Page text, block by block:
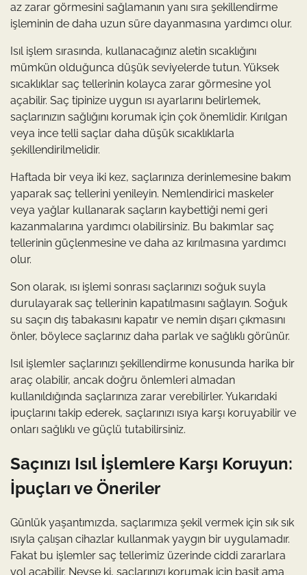
az zarar görmesini sağlamanın yanı sıra şekillendirme
işleminin de daha uzun süre dayanmasına yardımcı olur.
Isıl işlem sırasında, kullanacağınız aletin sıcaklığını
mümkün olduğunca düşük seviyelerde tutun. Yüksek
sıcaklıklar saç tellerinin kolayca zarar görmesine yol
açabilir. Saç tipinize uygun ısı ayarlarını belirlemek,
saçlarınızın sağlığını korumak için çok önemlidir. Kırılgan
veya ince telli saçlar daha düşük sıcaklıklarla
şekillendirilmelidir.
Haftada bir veya iki kez, saçlarınıza derinlemesine bakım
yaparak saç tellerini yenileyin. Nemlendirici maskeler
veya yağlar kullanarak saçların kaybettiği nemi geri
kazanmalarına yardımcı olabilirsiniz. Bu bakımlar saç
tellerinin güçlenmesine ve daha az kırılmasına yardımcı
olur.
Son olarak, ısı işlemi sonrası saçlarınızı soğuk suyla
durulayarak saç tellerinin kapatılmasını sağlayın. Soğuk
su saçın dış tabakasını kapatır ve nemin dışarı çıkmasını
önler, böylece saçlarınız daha parlak ve sağlıklı görünür.
Isıl işlemler saçlarınızı şekillendirme konusunda harika bir
araç olabilir, ancak doğru önlemleri almadan
kullanıldığında saçlarınıza zarar verebilirler. Yukarıdaki
ipuçlarını takip ederek, saçlarınızı ısıya karşı koruyabilir ve
onları sağlıklı ve güçlü tutabilirsiniz.
Saçınızı Isıl İşlemlere Karşı Koruyun:
İpuçları ve Öneriler
Günlük yaşantımızda, saçlarımıza şekil vermek için sık sık
ısıyla çalışan cihazlar kullanmak yaygın bir uygulamadır.
Fakat bu işlemler saç tellerimiz üzerinde ciddi zararlara
yol açabilir. Neyse ki, saçlarınızı korumak için basit ama